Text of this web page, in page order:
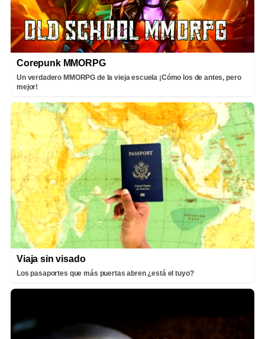
Corepunk MMORPG
Un verdadero MMORPG de la vieja escuela ¡Cómo los de antes, pero
mejor!
Viaja sin visado
Los pasaportes que más puertas abren ¿está el tuyo?